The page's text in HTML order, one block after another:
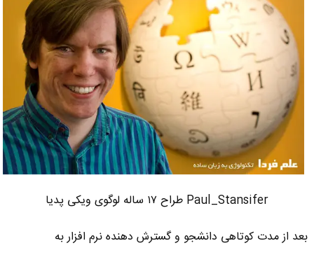
Paul_Stansifer طراح ۱۷ ساله لوگوی ویکی پدیا
بعد از مدت کوتاهی دانشجو و گسترش دهنده نرم افزار به